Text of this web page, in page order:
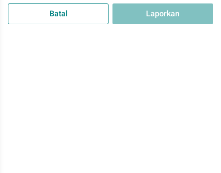
Batal Laporkan